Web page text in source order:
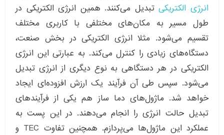
انرژی الکتریکیتبدیل می‌کنند. همین انرژی الکتریکی در
طول مسیر به مکان‌های مختلفی با کاربری مختلف
تقسیم می‌شود. مثلا انرژی الکتریکی در بخش صنعت،
دستگاه‌های زیادی را کنترل می‌کند. به عبارتی این انرژی
الکتریکی در هر دستگاهی به نوع دیگری از انرژی تبدیل
می‌شود. سپس طی آن فرآیند یک ارزش افزوده‌ای ایجاد
خواهد شد. ماژول‌های دما ساز هم یکی از فرآیندهای
تبدیل حالت انرژی را انجام می‌دهند. در این پست به
عملکرد این ماژول‌ها می‌پردازم. همچنین تفاوت TEC و